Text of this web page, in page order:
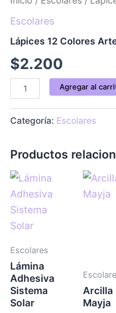
Escolares
Lápices 12 Colores
$2.200
cantidad
Agregar al
Categoría: Escolares
Productos
Escolares
Lámina
Adhesiva
Sistema
Solar
Arcilla
Mayja